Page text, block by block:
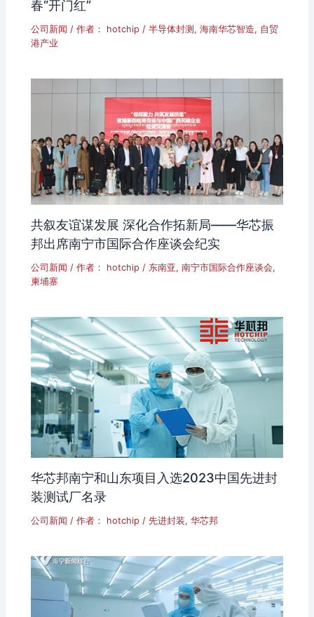
春“开门红”
公司新闻 / 作者： hotchip/半导体封测 ,海南华芯智造, 自贸
港产业
共叙友谊谋发展 深化合作拓新局——华芯振
邦出席南宁市国际合作座谈会纪实
公司新闻 / 作者： hotchip / 东南亚,南宁市国际合作座谈会,
柬埔寨
华芯邦南宁和山东项目入选2023中国先进封
装测试厂名录
公司新闻 / 作者： hotchip /先进封装,华芯邦